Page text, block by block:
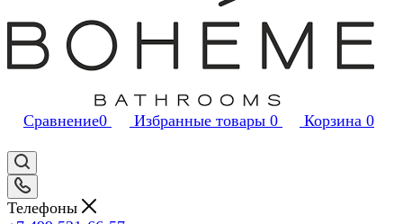
Сравнение0 Избранные товары 0 Корзина 0
Телефоны